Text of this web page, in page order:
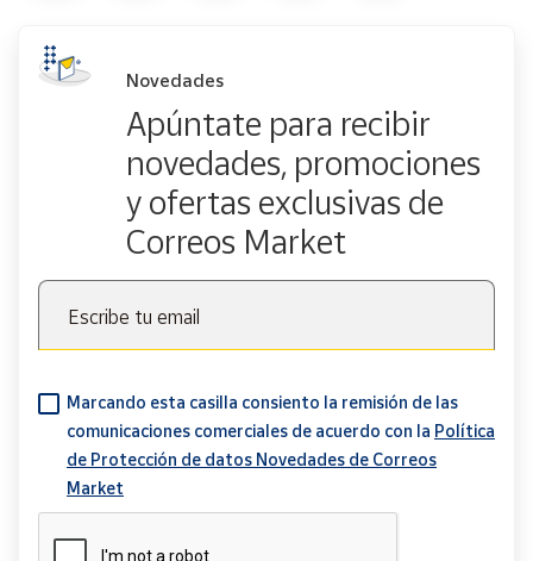
Novedades
Apúntate para recibir
novedades, promociones
y ofertas exclusivas de
Correos Market
Escribe tu email
Marcando esta casilla consiento la remisión de las
comunicaciones comerciales de acuerdo con la Política
de Protección de datos Novedades de Correos
Market